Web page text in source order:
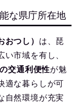
な県庁所在地
おつし） は、琵
市域を有し、
交通利便性が魅
な暮らしが可
自然環境が充実